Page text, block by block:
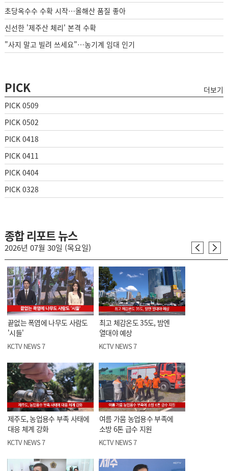
초당옥수수 수확 시작…올해산 품질 좋아
신선한 '제주산 체리' 본격 수확
"사지 말고 빌려 쓰세요"…농기계 임대 인기
PICK
더보기
PICK 0509
PICK 0502
PICK 0418
PICK 0411
PICK 0404
PICK 0328
종합 리포트 뉴스
2026년 07월 30일 (목요일)
끝없는 폭염에 나무도 사람도
'시들'
KCTV NEWS 7
최고 체감온도 35도, 밤엔
열대야 예상
KCTV NEWS 7
제주도, 농업용수 부족 사태에
대응 체계 강화
KCTV NEWS 7
여름 가뭄 농업용수 부족에
소방 6톤 급수 지원
KCTV NEWS 7